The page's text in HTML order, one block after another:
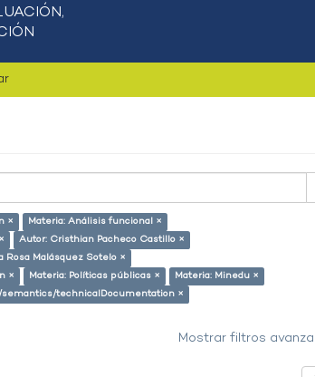
×
Materia: Análisis funcional ×
Autor: Cristhian Pacheco Castillo ×
Rosa Malásquez Sotelo ×
× Materia: Políticas públicas ×
Materia: Minedu ×
technicalDocumentation ×
Mostrar filtros